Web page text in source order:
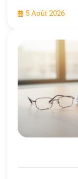
5 Août 2026